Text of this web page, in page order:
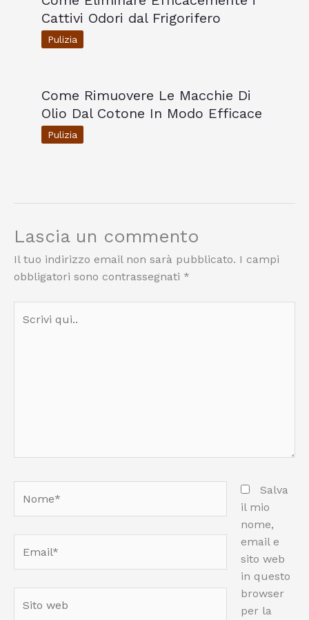
Cattivi Odori dal Frigorifero
Pulizia
Come Rimuovere Le Macchie Di
Olio Dal Cotone In Modo Efficace
Pulizia
Lascia un commento
Il tuo indirizzo email non sarà pubblicato. I campi
obbligatori sono contrassegnati *
qui..
web
Salva
il mio
nome,
email e
sito web
in questo
browser
per la